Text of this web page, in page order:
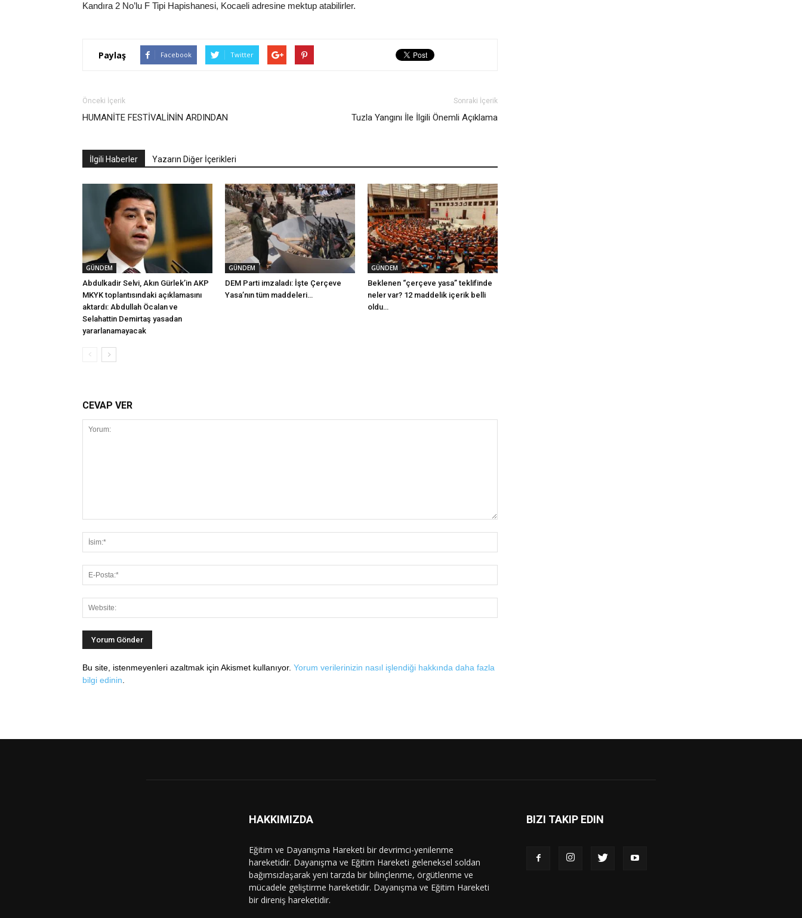
Kandıra 2 No’lu F Tipi Hapishanesi, Kocaeli adresine mektup atabilirler.
Paylaş Facebook Twitter
Önceki İçerik
HUMANİTE FESTİVALİNİN ARDINDAN
Sonraki İçerik
Tuzla Yangını İle İlgili Önemli Açıklama
İlgili Haberler Yazarın Diğer İçerikleri
GÜNDEM
Abdulkadir Selvi, Akın Gürlek’in AKP
MKYK toplantısındaki açıklamasını
aktardı: Abdullah Öcalan ve
Selahattin Demirtaş yasadan
yararlanamayacak
GÜNDEM
DEM Parti imzaladı: İşte Çerçeve
Yasa’nın tüm maddeleri…
GÜNDEM
Beklenen “çerçeve yasa” teklifinde
neler var? 12 maddelik içerik belli
oldu…
CEVAP VER
Bu site, istenmeyenleri azaltmak için Akismet kullanıyor. Yorum verilerinizin nasıl işlendiği hakkında daha fazla
bilgi edinin
HAKKIMIZDA
Eğitim ve Dayanışma Hareketi bir devrimci-yenilenme
hareketidir. Dayanışma ve Eğitim Hareketi geleneksel soldan
bağımsızlaşarak yeni tarzda bir bilinçlenme, örgütlenme ve
mücadele geliştirme hareketidir. Dayanışma ve Eğitim Hareketi
bir direniş hareketidir.
BIZI TAKIP EDIN